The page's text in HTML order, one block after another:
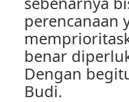
perencanaan
benar
Dengan
Budi.